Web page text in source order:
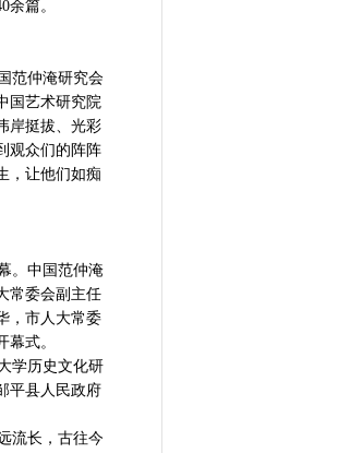
篇。
范仲淹研究会
国艺术研究院
岸挺拔、光彩
观众们的阵阵
，让他们如痴
。中国范仲淹
常委会副主任
，市人大常委
式。
学历史文化研
平县人民政府
流长，古往今